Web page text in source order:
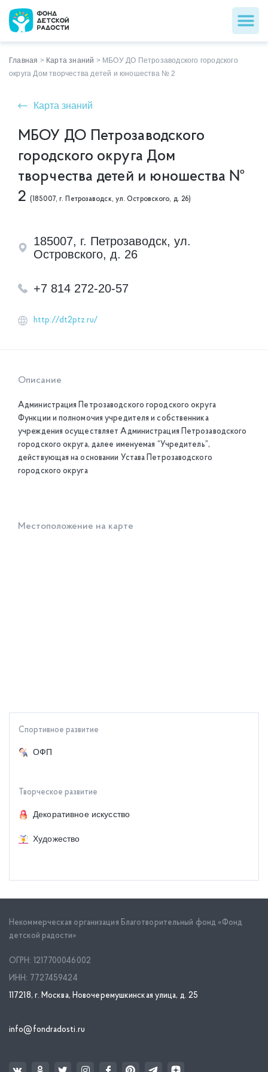
Главная > Карта знаний > МБОУ ДО Петрозаводского городского
округа Дом творчества детей и юношества № 2
Карта знаний
МБОУ ДО Петрозаводского
городского округа Дом
творчества детей и юношества №
2(185007, г. Петрозаводск, ул. Островского, д. 26)
185007, г. Петрозаводск, ул.
Островского, д. 26
+7 814 272-20-57
http://dt2ptz.ru/
Описание
Администрация Петрозаводского городского округа
Функции и полномочия учредителя и собственника
учреждения осуществляет Администрация Петрозаводского
городского округа, далее именуемая “Учредитель”,
действующая на основании Устава Петрозаводского
городского округа
Местоположение на карте
Спортивное развитие
ОФП
Творческое развитие
Декоративное искусство
Художество
Некоммерческая организация Благотворительный фонд «Фонд
детской радости»
ОГРН: 1217700046002
ИНН: 7727459424
117218, г. Москва, Новочеремушкинская улица, д. 25
info@fondradosti.ru